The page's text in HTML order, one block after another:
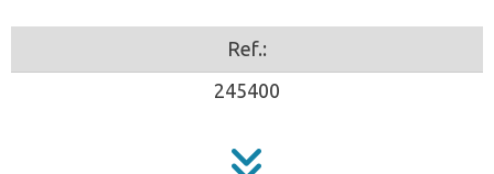
Ref.:
245400